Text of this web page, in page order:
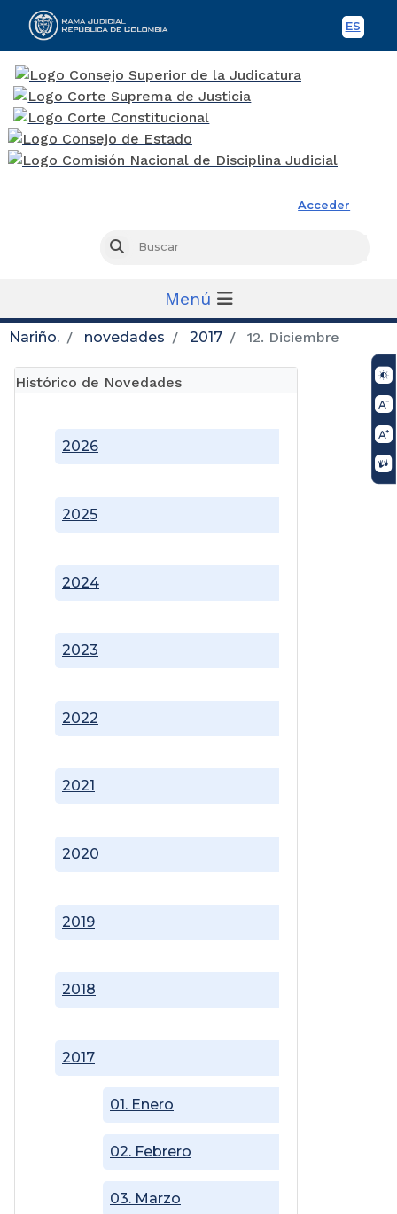
ES
Acceder
Buscar
Menú
Nariño. novedades 2017 12. Diciembre
Histórico de Novedades
2017
01. Enero
02. Febrero
03. Marzo
2018
2019
2020
2021
2022
2023
2024
2025
2026